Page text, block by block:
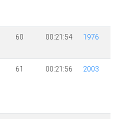
60 00:21:54 1976
61 00:21:56 2003